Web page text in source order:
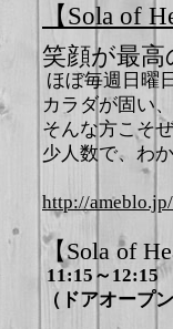
【Sola of
笑顔が最高
ほぼ毎週日曜
カラダが固い
そんな方こそ
少人数で、わ
http://
【Sola of
11:15～12:15
（ドアオープ